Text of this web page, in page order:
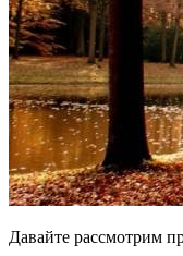
Давайте рассмотрим